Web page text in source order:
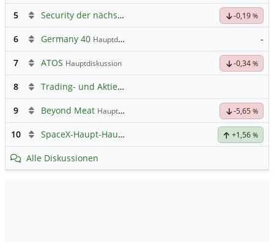
5 Security der nächsten Generation -0,19 %
6 Germany 40 Hauptdiskussion -
7 ATOS Hauptdiskussion -0,34 %
8 Trading- und Aktien-Chat
9 Beyond Meat Hauptdiskussion -5,65 %
10 SpaceX-Haupt-Hauptforum +1,56 %
Alle Diskussionen